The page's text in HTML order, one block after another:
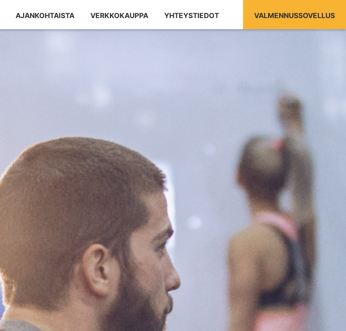
AJANKOHTAISTA VERKKOKAUPPA YHTEYSTIEDOT VALMENNUSSOVELLUS